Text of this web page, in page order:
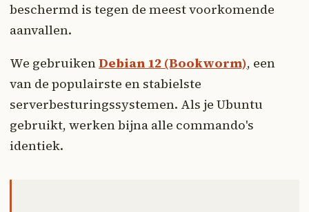
beschermd is tegen de meest voorkomende
aanvallen.
We gebruikenDebian 12 (Bookworm), een
van de populairste en stabielste
serverbesturingssystemen. Als je Ubuntu
gebruikt, werken bijna alle commando's
identiek.